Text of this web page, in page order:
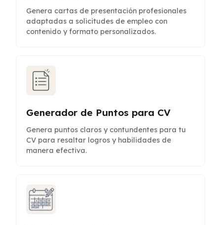
Genera cartas de presentación profesionales
adaptadas a solicitudes de empleo con
contenido y formato personalizados.
Generador de Puntos para CV
Genera puntos claros y contundentes para tu
CV para resaltar logros y habilidades de
manera efectiva.